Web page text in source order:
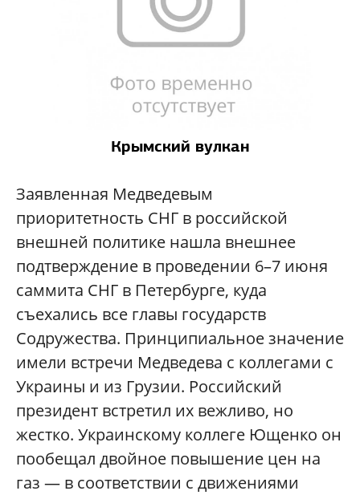
Крымский вулкан
Заявленная Медведевым
приоритетность СНГ в российской
внешней политике нашла внешнее
подтверждение в проведении 6–7 июня
саммита СНГ в Петербурге, куда
съехались все главы государств
Содружества. Принципиальное значение
имели встречи Медведева с коллегами с
Украины и из Грузии. Российский
президент встретил их вежливо, но
жестко. Украинскому коллеге Ющенко он
пообещал двойное повышение цен на
газ — в соответствии с движениями